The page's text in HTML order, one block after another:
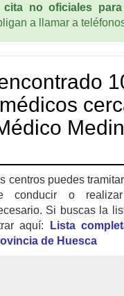
cita no oficiales
a llamar a
centros puedes
conducir o
Si buscas la
aquí:
Lista
de Huesca